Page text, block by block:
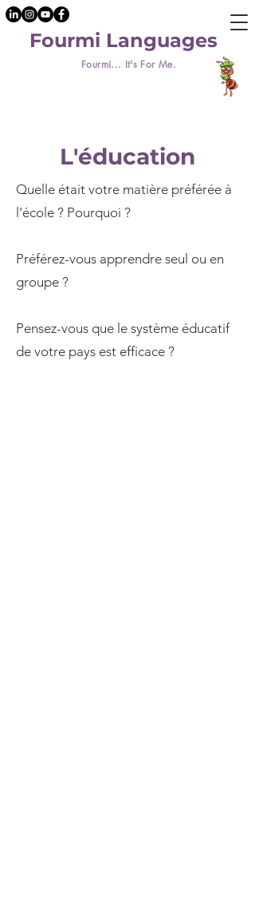
Fourmi... It's For Me.
Fourmi Languages
L'éducation
Quelle était votre matière préférée à
l’école ? Pourquoi ?
Préférez-vous apprendre seul ou en
groupe ?
Pensez-vous que le système éducatif
de votre pays est efficace ?